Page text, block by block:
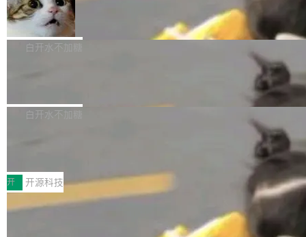
ceXAI的资金消耗速度尤为引人瞩目。然而，支
撑庞大支出的资金来源却呈现出截然不同的面
貌。数据显示，微软和 Meta 主要依托充沛的经
你可以用 curl -fsSL https://dev.meta.ai/install.
sh | bash 安装一个能在大项目里自动规划、写
代码、验证结果的 AI 终端工具。 据介绍，Muse
个主 agent 循环，外加一组后台 agent。这些后
美团开源 LoHoSearch，用知识图谱校
准 AI 能力认知
机器出题的前提，是让机器拥有全局视野。整个
构建流程可以分为四个环节：建图 → 控制难度
白开水不加糖
库，并将作为transport接入Mooncake TENT。
MPComm将作为一种传输引擎接入Mooncake T
ENT，实现零拷贝传输性能提升30%、非零拷贝
传输性能最高提升5倍。UCL-MPComm底层基
于自研UCL-Engine通信引擎，后续腾讯网平将
白开水不加糖
型案例入选名单》，深信服“面向企业研发场景的
开源 AI 编程平台 CoStrict 应用”凭借卓越的技术
创新与落地成效成功入选。 全链路私有化部署，
助力企业AI研发安全落地 当前，越来越多企业已
开 开源科技
深信服AI算力网关入选工信部人工智能
前不久，工业和信息化部正式发布《2025年人工